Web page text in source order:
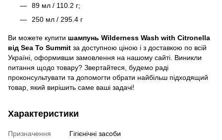
89 мл / 110.2 г;
250 мл / 295.4 г
Ви можете купити шампунь Wilderness Wash with Citronella
від Sea To Summit за доступною ціною і з доставкою по всій
Україні, оформивши замовлення на нашому сайті. Виникли
питання щодо товару? Звертайтеся, будемо раді
проконсультувати та допомогти обрати найбільш підходящий
товар, який вирішить саме ваші задачі!
Характеристики
Призначення
Гігієнічні засоби